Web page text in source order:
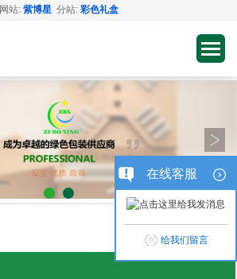
网站: 紫博星 分站: 彩色礼盒
在线客服
给我们留言